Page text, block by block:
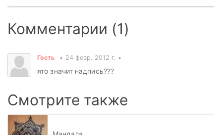
Комментарии (1)
Гость 24 февр. 2012 г.
ято значит надпись???
Смотрите также